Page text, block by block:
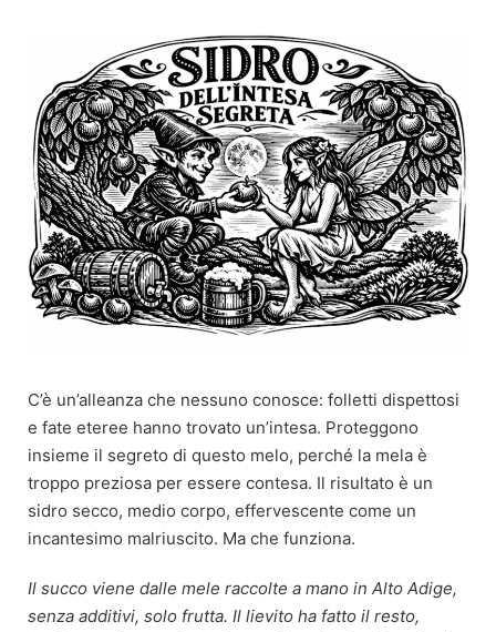
C’è un’alleanza che nessuno conosce: folletti dispettosi
e fate eteree hanno trovato un’intesa. Proteggono
insieme il segreto di questo melo, perché la mela è
troppo preziosa per essere contesa. Il risultato è un
sidro secco, medio corpo, effervescente come un
incantesimo malriuscito. Ma che funziona.
Il succo viene dalle mele raccolte a mano in Alto Adige,
senza additivi, solo frutta. Il lievito ha fatto il resto,